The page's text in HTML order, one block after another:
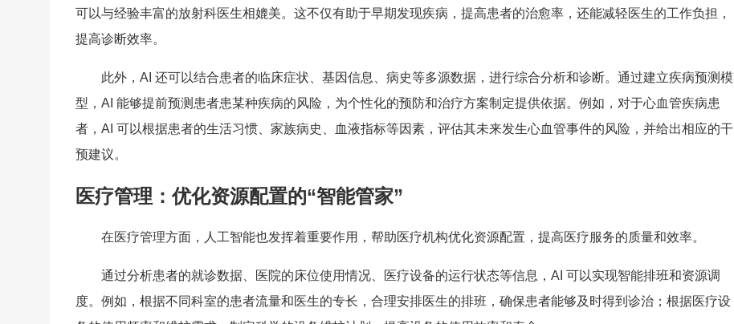
可以与经验丰富的放射科医生相媲美。这不仅有助于早期发现疾病，提高患者的治愈率，还能减轻医生的工作负担，
提高诊断效率。
此外，AI 还可以结合患者的临床症状、基因信息、病史等多源数据，进行综合分析和诊断。通过建立疾病预测模
型，AI 能够提前预测患者患某种疾病的风险，为个性化的预防和治疗方案制定提供依据。例如，对于心血管疾病患
者，AI 可以根据患者的生活习惯、家族病史、血液指标等因素，评估其未来发生心血管事件的风险，并给出相应的干
预建议。
医疗管理：优化资源配置的“智能管家”
在医疗管理方面，人工智能也发挥着重要作用，帮助医疗机构优化资源配置，提高医疗服务的质量和效率。
通过分析患者的就诊数据、医院的床位使用情况、医疗设备的运行状态等信息，AI 可以实现智能排班和资源调
度。例如，根据不同科室的患者流量和医生的专长，合理安排医生的排班，确保患者能够及时得到诊治；根据医疗设